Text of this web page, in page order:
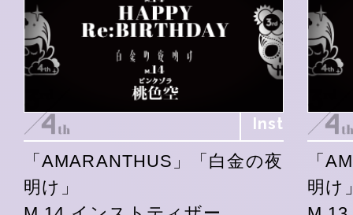
Inst
「AMARANTHUS」「白金の夜
明け」
「
明け